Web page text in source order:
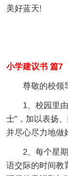
美好蓝天!
小学建议书 篇7
尊敬的校领
1、校园里
士”，加以表扬
并尽心尽力地做
2、每个星
语交际的时间教